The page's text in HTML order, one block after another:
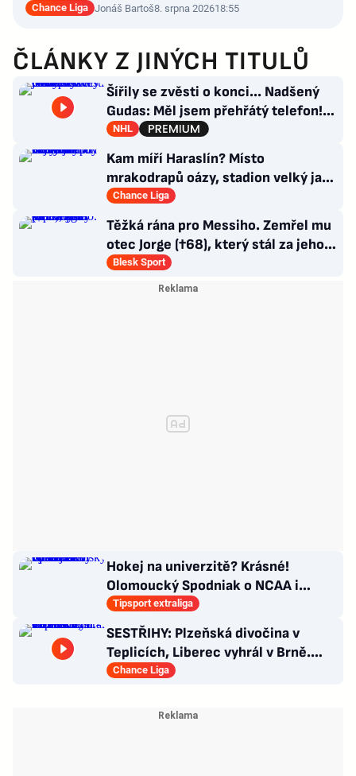
Chance Liga Jonáš Bartoš8. srpna 202618:55
ČLÁNKY Z JINÝCH TITULŮ
Šířily se zvěsti o konci... Nadšený
Gudas: Měl jsem přehřátý telefon!
Co návrat do Česka?
NHL
Kam míří Haraslín? Místo
mrakodrapů oázy, stadion velký jak
v Plzni. Byl by největší hvězdou
Chance Liga
Těžká rána pro Messiho. Zemřel mu
otec Jorge (†68), který stál za jeho
úspěchy
Blesk Sport
Hokej na univerzitě? Krásné!
Olomoucký Spodniak o NCAA i
vysokoškolských titulech
Tipsport extraliga
SESTŘIHY: Plzeňská divočina v
Teplicích, Liberec vyhrál v Brně.
Zlín - Bohemians 0:2
Chance Liga